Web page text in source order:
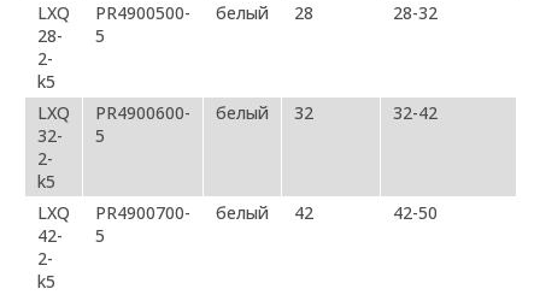
LXQ
28-
2-
k5
PR4900500-
5
белый 28 28-32
LXQ
32-
2-
k5
PR4900600-
5
белый 32 32-42
LXQ
42-
2-
k5
PR4900700-
5
белый 42 42-50